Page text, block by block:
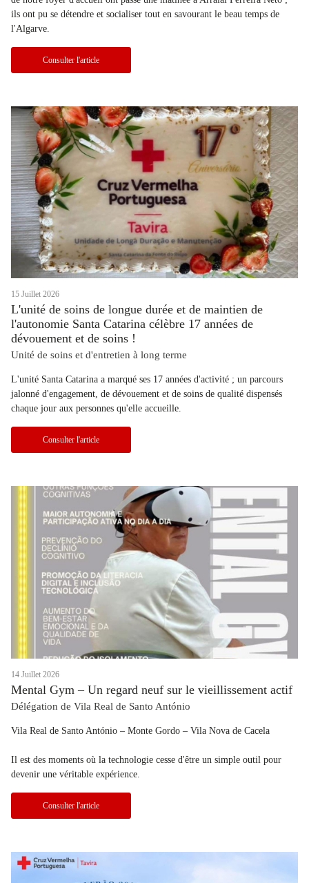
ils ont pu se détendre et socialiser tout en savourant le beau temps de
l'Algarve.
Consulter l'article
15 Juillet 2026
L'unité de soins de longue durée et de maintien de
l'autonomie Santa Catarina célèbre 17 années de
dévouement et de soins !
Unité de soins et d'entretien à long terme
L'unité Santa Catarina a marqué ses 17 années d'activité ; un parcours
jalonné d'engagement, de dévouement et de soins de qualité dispensés
chaque jour aux personnes qu'elle accueille.
Consulter l'article
14 Juillet 2026
Mental Gym – Un regard neuf sur le vieillissement actif
Délégation de Vila Real de Santo António
Vila Real de Santo António – Monte Gordo – Vila Nova de Cacela
Il est des moments où la technologie cesse d'être un simple outil pour
devenir une véritable expérience.
Consulter l'article